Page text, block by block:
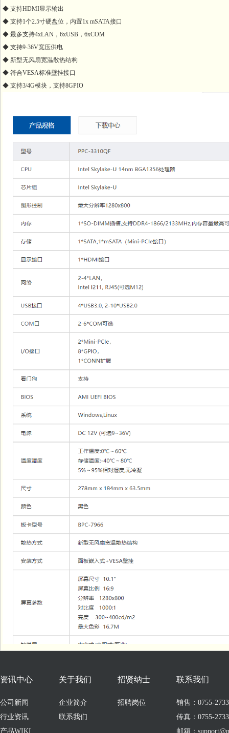
◆ 支持HDMI显示输出
◆ 支持1个2.5寸硬盘位，内置1x mSATA接口
◆ 最多支持4xLAN，6xUSB，6xCOM
◆ 支持9-36V宽压供电
◆ 新型无风扇宽温散热结构
◆ 符合VESA标准壁挂接口
◆ 支持3/4G模块，支持8GPIO
资讯中心
公司新闻
行业资讯
产品WIKI
关于我们
企业简介
联系我们
招贤纳士
招聘岗位
联系我们
销售：0755-
传真：0755-
邮箱：